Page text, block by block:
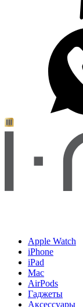
Apple Watch
iPhone
iPad
Mac
AirPods
Гаджеты
Аксессуары